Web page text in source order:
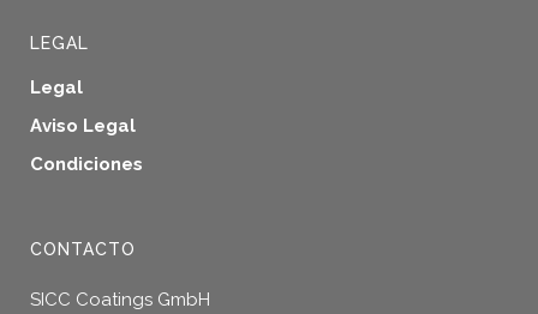
LEGAL
Legal
Aviso Legal
Condiciones
CONTACTO
SICC Coatings GmbH